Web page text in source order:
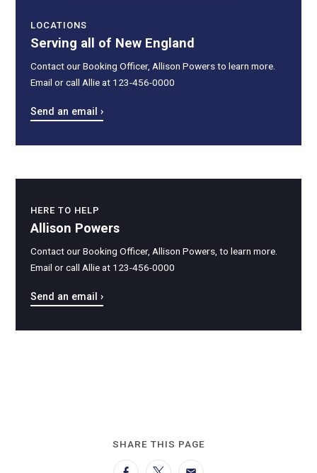
LOCATIONS
Serving all of New England
Contact our Booking Officer, Allison Powers to learn more.
Email or call Allie at 123-456-0000
Send an email ›
HERE TO HELP
Allison Powers
Contact our Booking Officer, Allison Powers, to learn more.
Email or call Allie at 123-456-0000
Send an email ›
SHARE THIS PAGE